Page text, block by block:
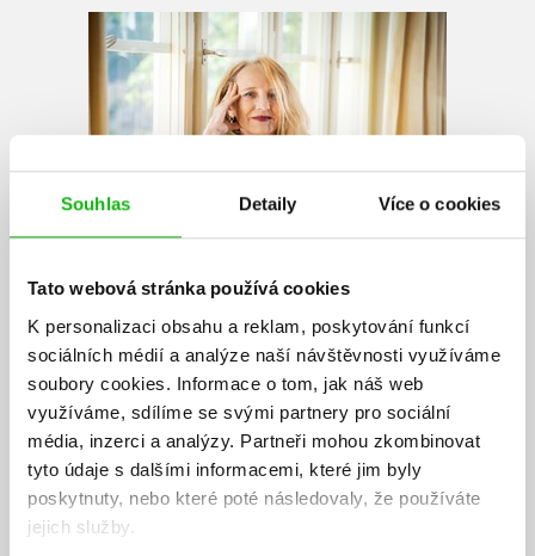
Souhlas Detaily Více o cookies
Tato webová stránka používá cookies
K personalizaci obsahu a reklam, poskytování funkcí
sociálních médií a analýze naší návštěvnosti využíváme
soubory cookies. Informace o tom, jak náš web
využíváme, sdílíme se svými partnery pro sociální
média, inzerci a analýzy. Partneři mohou zkombinovat
tyto údaje s dalšími informacemi, které jim byly
poskytnuty, nebo které poté následovaly, že používáte
jejich služby.
Ivana Peroutková
Spisovatelka a překladatelka, absolventka divadelní a filmové vědy
na FF UK. Debutovala románemNa vahách života(1992). Od té doby
má na svém autorském kontě přes čtyři desítky titulů pro malé
čtenáře, teenagery i dospělé. Je autorkou mimořádně úspěšných
knižních sérií o holčičce Aničce a nevšední hrdince Valentýnce. Knihy
Ivany Peroutkové se pravidelně umisťují na předních místech
čtenářských anket a získaly několik ocenění. Ivana žije v Praze, má
dceru a dva syny.